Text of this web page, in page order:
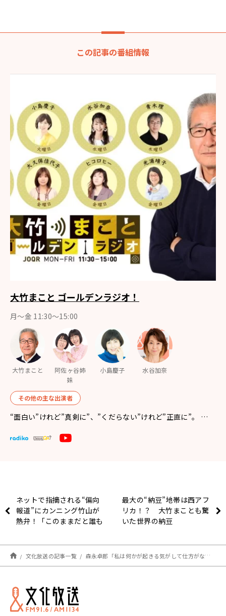
この記事の番組情報
大竹まこと ゴールデンラジオ！
月〜金 11:30～15:00
大竹まこと
阿佐ヶ谷姉
妹
小島慶子 水谷加奈
その他の主な出演者
“面白い”けれど”真剣に”、”くだらない”けれど”正直に”。 …
ネットで指摘される“偏向
報道”にカンニング竹山が
熱弁！「このままだと誰も
最大の“納豆”地帯は西アフ
リカ！？ 大竹まことも驚
いた世界の納豆
文化放送の記事一覧 森永卓郎「私は何かが起きる気がして仕方がないです」マイナ保険証移行の問題点を語る